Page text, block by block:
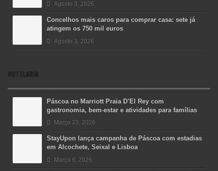
Agosto 3, 2026
Concelhos mais caros para comprar casa: sete já
atingem os 750 mil euros
Agosto 3, 2026
HOTELARIA
Páscoa no Marriott Praia D’El Rey com
gastronomia, bem-estar e atividades para famílias
Março 23, 2026
StayUpon lança campanha de Páscoa com estadias
em Alcochete, Seixal e Lisboa
Março 6, 2026